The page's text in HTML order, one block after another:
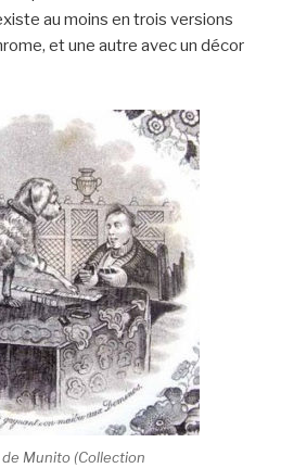
au moins en trois versions
et une autre avec un décor
de Munito (Collection